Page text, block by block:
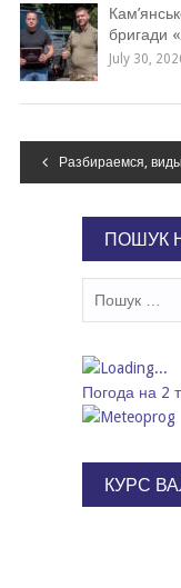
бригади
July 30,
Навігація
ПОШУК
Погода на 2
КУРС